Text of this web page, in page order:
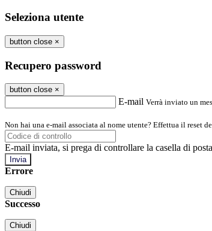
Seleziona utente
button close ×
Recupero password
button close ×
E-mail Verrà inviato un
Non hai una e-mail associata al nome utente? Effettua il reset
E-mail inviata, si prega di controllare la casella di
Errore
Chiudi
Successo
Chiudi